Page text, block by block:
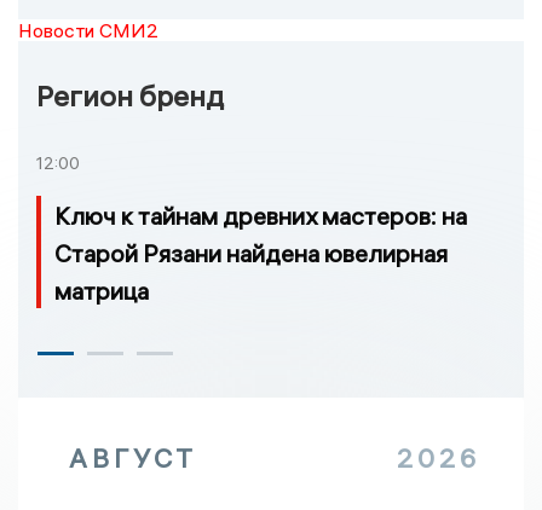
Новости СМИ2
Регион бренд
12:00
Ключ к тайнам древних мастеров: на
Старой Рязани найдена ювелирная
матрица
АВГУСТ 2026